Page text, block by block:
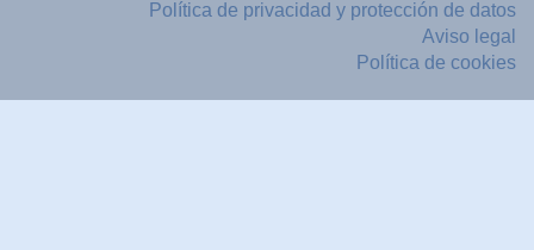
Política de privacidad y protección de datos
Aviso legal
Política de cookies